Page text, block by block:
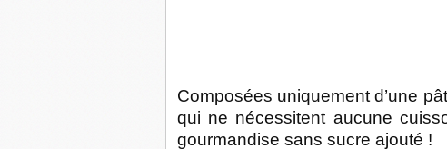
Composées uniquement d’une
qui ne nécessitent aucune
gourmandise sans sucre ajouté !